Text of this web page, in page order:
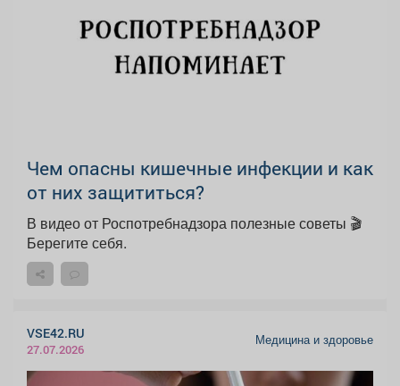
Чем опасны кишечные инфекции и как
от них защититься?
В видео от Роспотребнадзора полезные советы 🎬
Берегите себя.
VSE42.RU
27.07.2026
Медицина и здоровье